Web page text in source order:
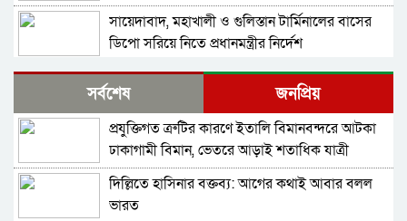
সায়েদাবাদ, মহাখালী ও গুলিস্তান টার্মিনালের বাসের
ডিপো সরিয়ে নিতে প্রধানমন্ত্রীর নির্দেশ
গণভোটের রায় না মানলে ১৯৯৬ সালের পরিস্থিতি হবে:
জামায়াত আমির
লুকিচের ইতিহাস গড়া গোলে এগিয়ে গেল বসনিয়া
ইসলামাবাদ চুক্তি; জেনেভায় হতে পারে যুক্তরাষ্ট্র-ইরান
সমঝোতা স্বাক্ষর, প্রস্তুতিতে জেডি ভ্যান্স
সর্বশেষ জনপ্রিয়
প্রযুক্তিগত ত্রুটির কারণে ইতালি বিমানবন্দরে আটকা
ঢাকাগামী বিমান, ভেতরে আড়াই শতাধিক যাত্রী
দিল্লিতে হাসিনার বক্তব্য: আগের কথাই আবার বলল
ভারত